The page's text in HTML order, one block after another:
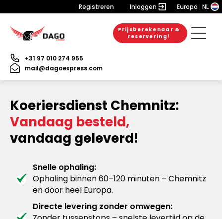
Registreren Inloggen Europa NL
Prijsberekenaar &
reservering!
+31 97 010 274 955
mail@dagoexpress.com
Koeriersdienst Chemnitz:
Vandaag besteld,
vandaag geleverd!
Snelle ophaling:
Ophaling binnen 60–120 minuten – Chemnitz
en door heel Europa.
Directe levering zonder omwegen: